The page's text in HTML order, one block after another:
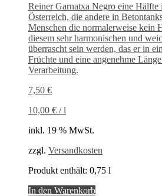
Reiner Garnatxa Negro eine Hälfte
Österreich, die andere in
Menschen die normalerweise kein
diesem sehr harmonischen und
überrascht sein werden, das er in
Früchte und eine angenehme
Verarbeitung.
7,50 €
10,00 € /l
inkl. 19 % MwSt.
zzgl. Versandkosten
Produkt enthält: 0,75 l
In den Warenkorb